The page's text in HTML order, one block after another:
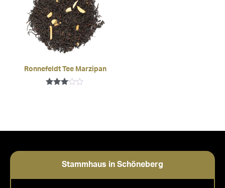
Ronnefeldt Tee Marzipan
Stammhaus in Schöneberg